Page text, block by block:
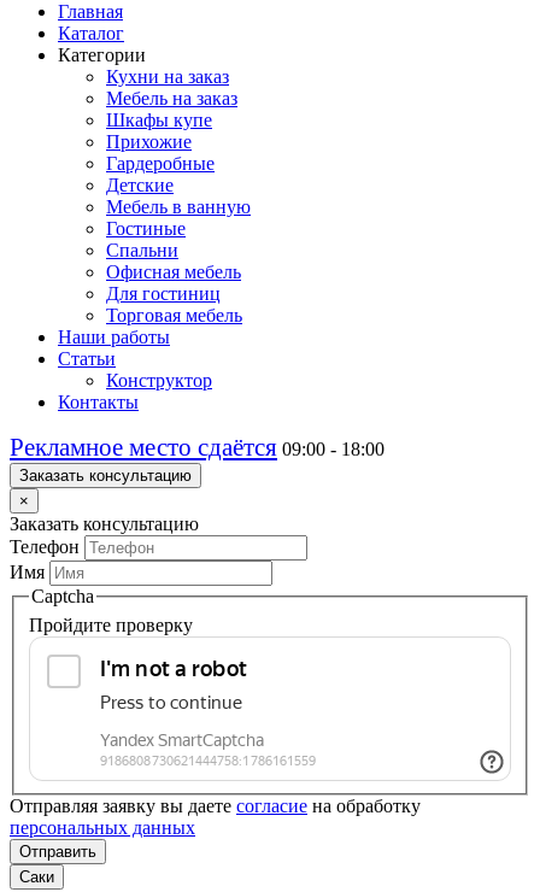
Главная
Каталог
Категории
Кухни на заказ
Мебель на заказ
Шкафы купе
Прихожие
Гардеробные
Детские
Мебель в ванную
Гостиные
Спальни
Офисная мебель
Для гостиниц
Торговая мебель
Наши работы
Статьи
Конструктор
Контакты
Рекламное место сдаётся 09:00 - 18:00
Заказать консультацию
×
Заказать консультацию
Телефон
Имя
Captcha
Пройдите проверку
Отправляя заявку вы даете согласие на обработку
персональных данных
Отправить
Саки